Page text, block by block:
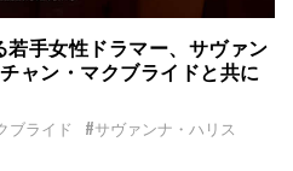
手女性ドラマー、サヴァン
ャン・マクブライドと共に
ブライド
#サヴァンナ・ハリス